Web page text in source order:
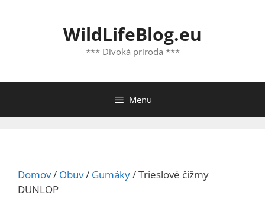
WildLifeBlog.eu
*** Divoká príroda ***
Menu
Domov/ Obuv/ Gumáky/ Trieslové čižmy
DUNLOP